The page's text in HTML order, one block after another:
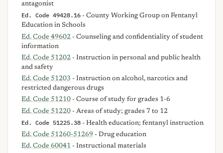
antagonist
Ed. Code 49428.16 - County Working Group on Fentanyl
Education in Schools
Ed. Code 49602 - Counseling and confidentiality of student
information
Ed. Code 51202 - Instruction in personal and public health
and safety
Ed. Code 51203 - Instruction on alcohol, narcotics and
restricted dangerous drugs
Ed. Code 51210 - Course of study for grades 1-6
Ed. Code 51220 - Areas of study; grades 7 to 12
Ed. Code 51225.38 - Health education; fentanyl instruction
Ed. Code 51260-51269 - Drug education
Ed. Code 60041 - Instructional materials